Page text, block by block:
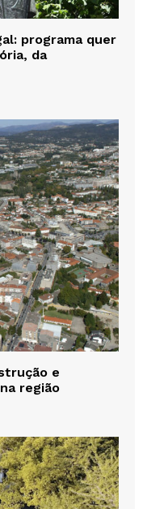
programa quer
da
e
região